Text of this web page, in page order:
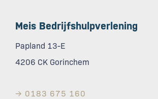
Meis Bedrijfshulpverlening
Papland 13-E
4206 CK Gorinchem
→ 0183 675 160